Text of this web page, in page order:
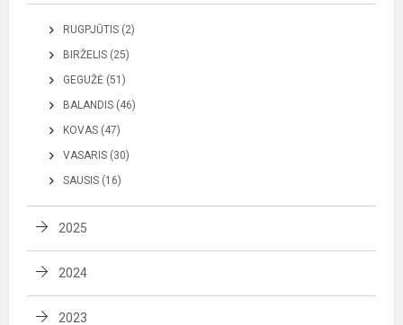
RUGPJŪTIS (2)
BIRŽELIS (25)
GEGUŽĖ (51)
BALANDIS (46)
KOVAS (47)
VASARIS (30)
SAUSIS (16)
2025
2024
2023